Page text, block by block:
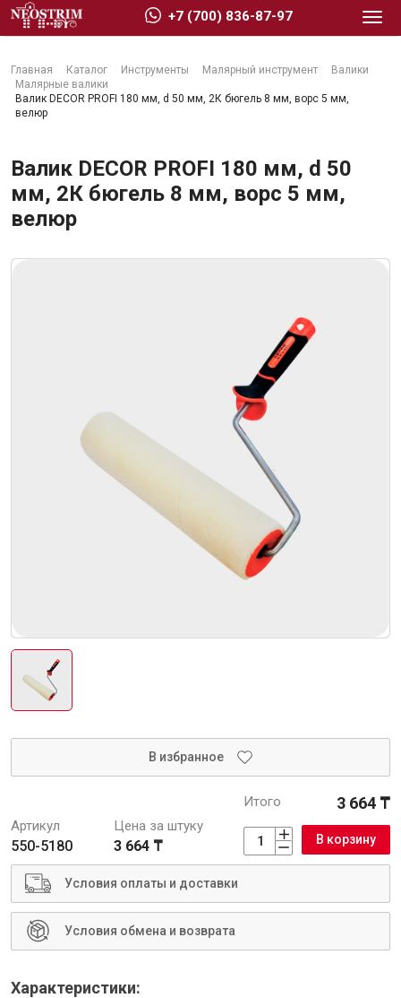
Главная Каталог Инструменты Малярный инструмент
Валики
Малярные валики
Валик DECOR PROFI 180 мм, d 50 мм, 2К бюгель 8 мм, ворс 5 мм,
велюр
Валик DECOR PROFI 180 мм, d 50
мм, 2К бюгель 8 мм, ворс 5 мм,
велюр
В избранное
Артикул
550-5180
Цена за штуку
3 664 ₸
Итого 3 664 ₸
В корзину
Условия оплаты и доставки
Условия обмена и возврата
Характеристики:
+7 (700) 836-87-97
Стройматериалы
Сухие строительные смеси
Интерьер и отделка
Лакокрасочные материалы
Клеи, жидкие гвозди
Инженерные системы
Водоснабжение и водоотведение
Инструменты
Специализированный инструмент